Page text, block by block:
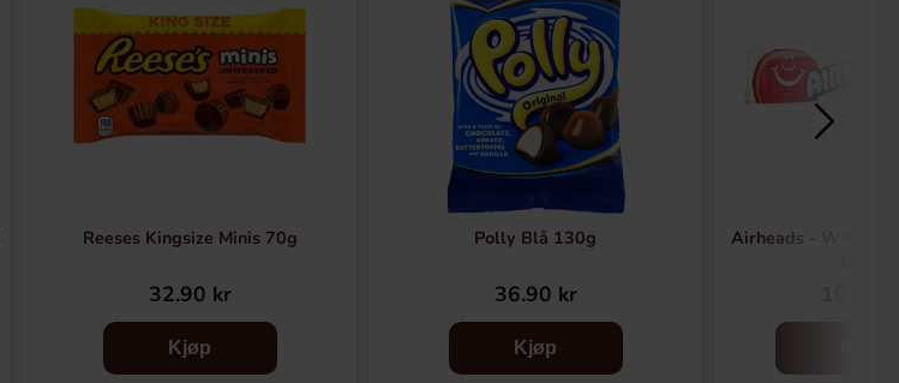
Reeses Kingsize Minis 70g
32.90 kr
Kjøp
Polly Blå 130g
36.90 kr
Kjøp
Airheads - White